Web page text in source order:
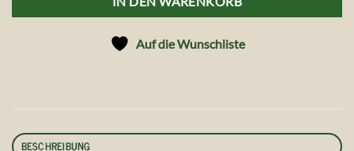
Auf die Wunschliste
BESCHREIBUNG